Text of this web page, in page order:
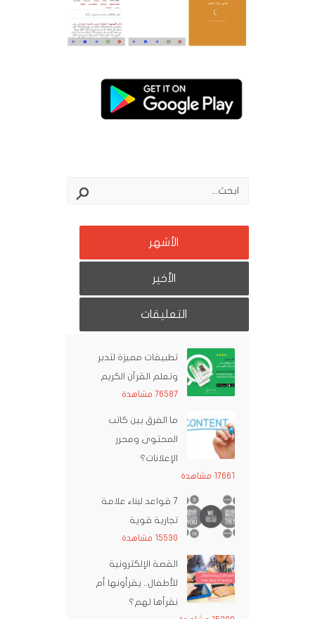
الأشهر
الأخير
التعليقات
تطبيقات مميزة لتدبر
وتعلم القرآن الكريم
76587 مشاهدة
ما الفرق بين كاتب
المحتوى ومحرر
الإعلانات؟
17661 مشاهدة
7 قواعد لبناء علامة
تجارية قوية
15530 مشاهدة
القصة الإلكترونية
للأطفال.. يقرأونها أم
نقرأها لهم؟